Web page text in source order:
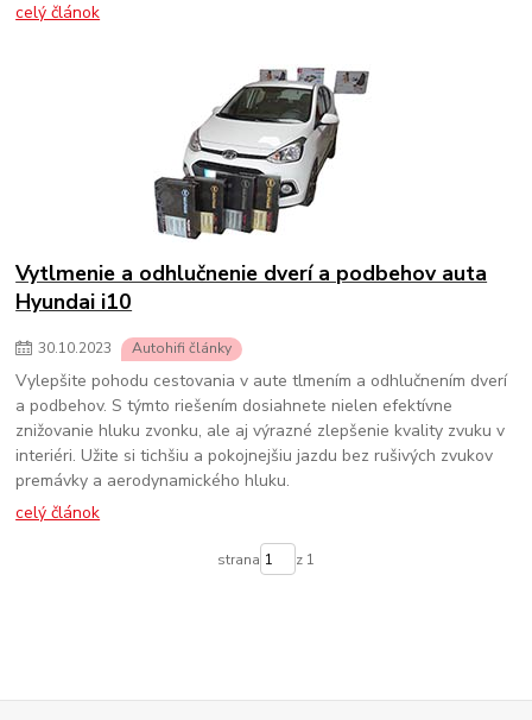
celý článok
Vytlmenie a odhlučnenie dverí a podbehov auta
Hyundai i10
30.10.2023 Autohifi články
Vylepšite pohodu cestovania v aute tlmením a odhlučnením dverí
a podbehov. S týmto riešením dosiahnete nielen efektívne
znižovanie hluku zvonku, ale aj výrazné zlepšenie kvality zvuku v
interiéri. Užite si tichšiu a pokojnejšiu jazdu bez rušivých zvukov
premávky a aerodynamického hluku.
celý článok
strana z 1